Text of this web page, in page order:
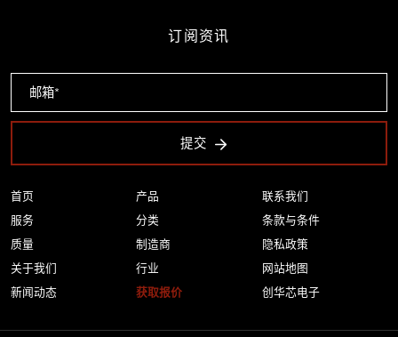
首页
服务
质量
关于我们
新闻动态
产品
分类
制造商
行业
获取报价
联系我们
条款与条件
隐私政策
网站地图
创华芯电子
订阅资讯
提交